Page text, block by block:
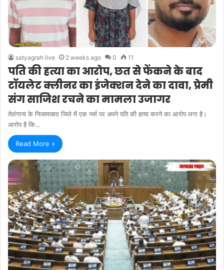
satyagrah live 2 weeks ago 0 11
पति की हत्या का आरोप, छत से फेंकने के बाद
टॉयलेट क्लीनर का इंजेक्शन देने का दावा, प्रेमी
संग साजिश रचने का मामला उजागर
तेलंगाना के निजामाबाद जिले में एक नर्स पर अपने पति की हत्या करने का आरोप लगा है।
आरोप है कि…
Read More »